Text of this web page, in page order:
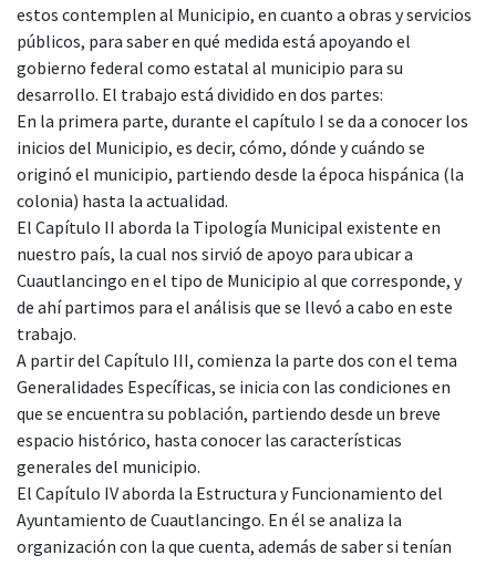
estos contemplen al Municipio, en cuanto a obras y servicios
públicos, para saber en qué medida está apoyando el
gobierno federal como estatal al municipio para su
desarrollo. El trabajo está dividido en dos partes:
En la primera parte, durante el capítulo I se da a conocer los
inicios del Municipio, es decir, cómo, dónde y cuándo se
originó el municipio, partiendo desde la época hispánica (la
colonia) hasta la actualidad.
El Capítulo II aborda la Tipología Municipal existente en
nuestro país, la cual nos sirvió de apoyo para ubicar a
Cuautlancingo en el tipo de Municipio al que corresponde, y
de ahí partimos para el análisis que se llevó a cabo en este
trabajo.
A partir del Capítulo III, comienza la parte dos con el tema
Generalidades Específicas, se inicia con las condiciones en
que se encuentra su población, partiendo desde un breve
espacio histórico, hasta conocer las características
generales del municipio.
El Capítulo IV aborda la Estructura y Funcionamiento del
Ayuntamiento de Cuautlancingo. En él se analiza la
organización con la que cuenta, además de saber si tenían